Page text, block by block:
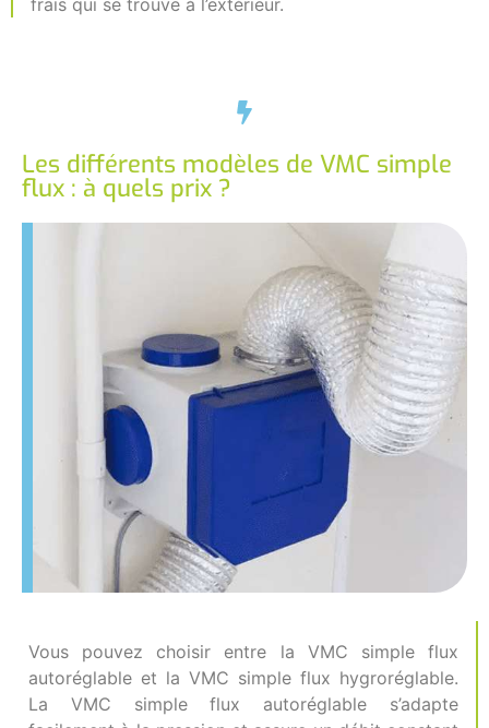
Les différents modèles de VMC simple
flux : à quels prix ?
Vous pouvez choisir entre la VMC simple flux
autoréglable et la VMC simple flux hygroréglable.
La VMC simple flux autoréglable s’adapte